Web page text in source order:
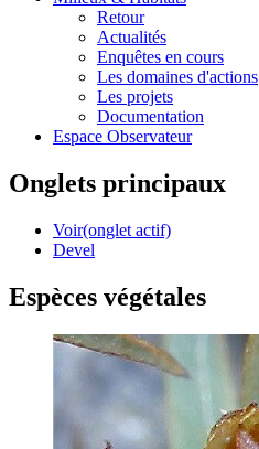
Retour
Actualités
Enquêtes en cours
Les domaines d'actions
Les projets
Documentation
Espace Observateur
Onglets principaux
Voir(onglet actif)
Devel
Espèces végétales